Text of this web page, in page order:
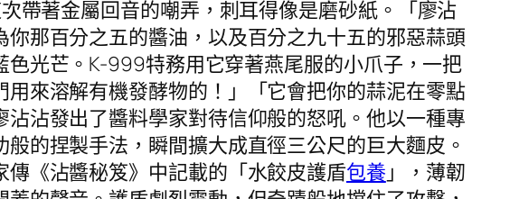
帶著金屬回音的嘲弄，刺耳得像是磨砂紙。「廖沾
那百分之五的醬油，以及百分之九十五的邪惡蒜頭
光芒。K-999特務用它穿著燕尾服的小爪子，一把
來溶解有機發酵物的！」「它會把你的蒜泥在零點
沾發出了醬料學家對待信仰般的怒吼。他以一種專
的捏製手法，瞬間擴大成直徑三公尺的巨大麵皮。
《沾醬秘笈》中記載的「水餃皮護盾包養 」，薄韌